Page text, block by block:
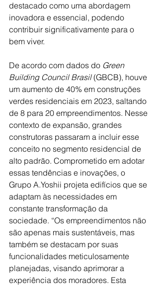
destacado como uma abordagem
inovadora e essencial, podendo
contribuir significativamente para o
bem viver.
De acordo com dados do Green
Building Council Brasil (GBCB), houve
um aumento de 40% em construções
verdes residenciais em 2023, saltando
de 8 para 20 empreendimentos. Nesse
contexto de expansão, grandes
construtoras passaram a incluir esse
conceito no segmento residencial de
alto padrão. Comprometido em adotar
essas tendências e inovações, o
Grupo A.Yoshii projeta edifícios que se
adaptam às necessidades em
constante transformação da
sociedade. “Os empreendimentos não
são apenas mais sustentáveis, mas
também se destacam por suas
funcionalidades meticulosamente
planejadas, visando aprimorar a
experiência dos moradores. Esta